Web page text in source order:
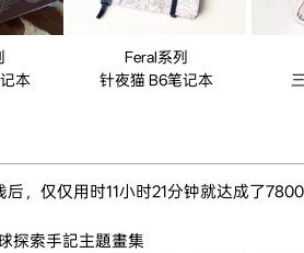
本
Feral系列
针夜猫 B6笔记本
，仅仅用时11小时21分钟就达成了7800
探索手記主題畫集